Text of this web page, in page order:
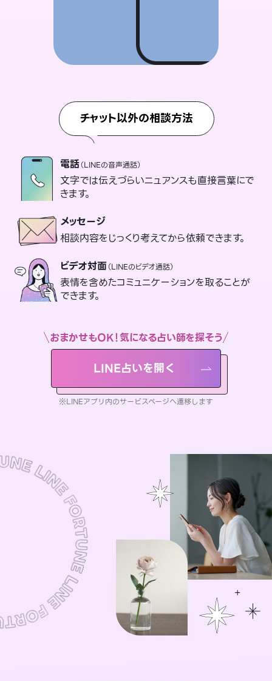
チャット以外の相談方法
電話（LINEの音声通話）
文字では伝えづらいニュアンスも直接言葉にで
きます。
メッセージ
相談内容をじっくり考えてから依頼できます。
ビデオ対面（LINEのビデオ通話）
表情を含めたコミュニケーションを取ることが
できます。
おまかせもOK！気になる占い師を探そう
LINE占いを開く
※LINEアプリ内のサービスページへ遷移します